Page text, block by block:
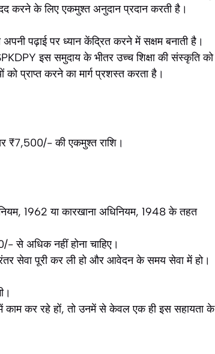
करने के लिए एकमुश्त अनुदान प्रदान करती है।
पढ़ाई पर ध्यान केंद्रित करने में सक्षम बनाती है।
इस समुदाय के भीतर उच्च शिक्षा की संस्कृति को
को प्राप्त करने का मार्ग प्रशस्त करता है।
₹7,500/- की एकमुश्त राशि।
1962 या कारखाना अधिनियम, 1948 के तहत
से अधिक नहीं होना चाहिए।
सेवा पूरी कर ली हो और आवेदन के समय सेवा में हो।
में काम कर रहे हों, तो उनमें से केवल एक ही इस सहायता के